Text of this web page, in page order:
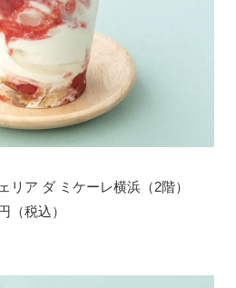
ア ダ ミケーレ横浜（2階）
（税込）